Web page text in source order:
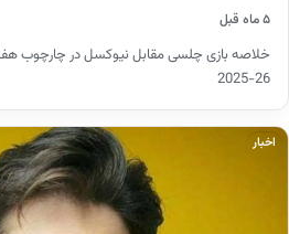
۵ ماه قبل
خلاصه بازی چلسی مقابل نیوکسل در چارچوب
26-2025
اخبار